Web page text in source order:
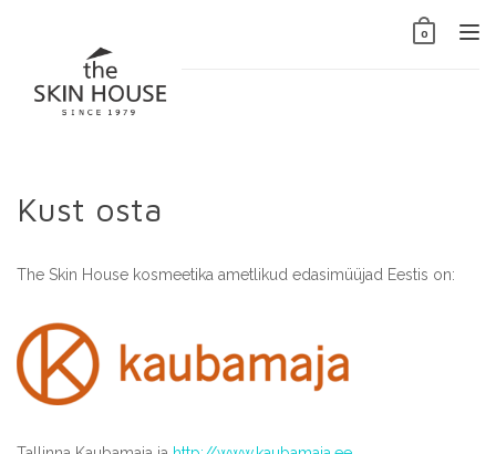
0
Kust osta
The Skin House kosmeetika ametlikud edasimüüjad Eestis on: